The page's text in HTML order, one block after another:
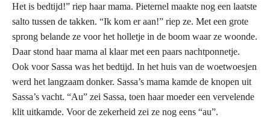
Het is bedtijd!” riep haar mama. Pieternel maakte nog een laatste
salto tussen de takken. “Ik kom er aan!” riep ze. Met een grote
sprong belande ze voor het holletje in de boom waar ze woonde.
Daar stond haar mama al klaar met een paars nachtponnetje.
Ook voor Sassa was het bedtijd. In het huis van de woetwoesjen
werd het langzaam donker. Sassa’s mama kamde de knopen uit
Sassa’s vacht. “Au” zei Sassa, toen haar moeder een vervelende
klit uitkamde. Voor de zekerheid zei ze nog eens “au”.